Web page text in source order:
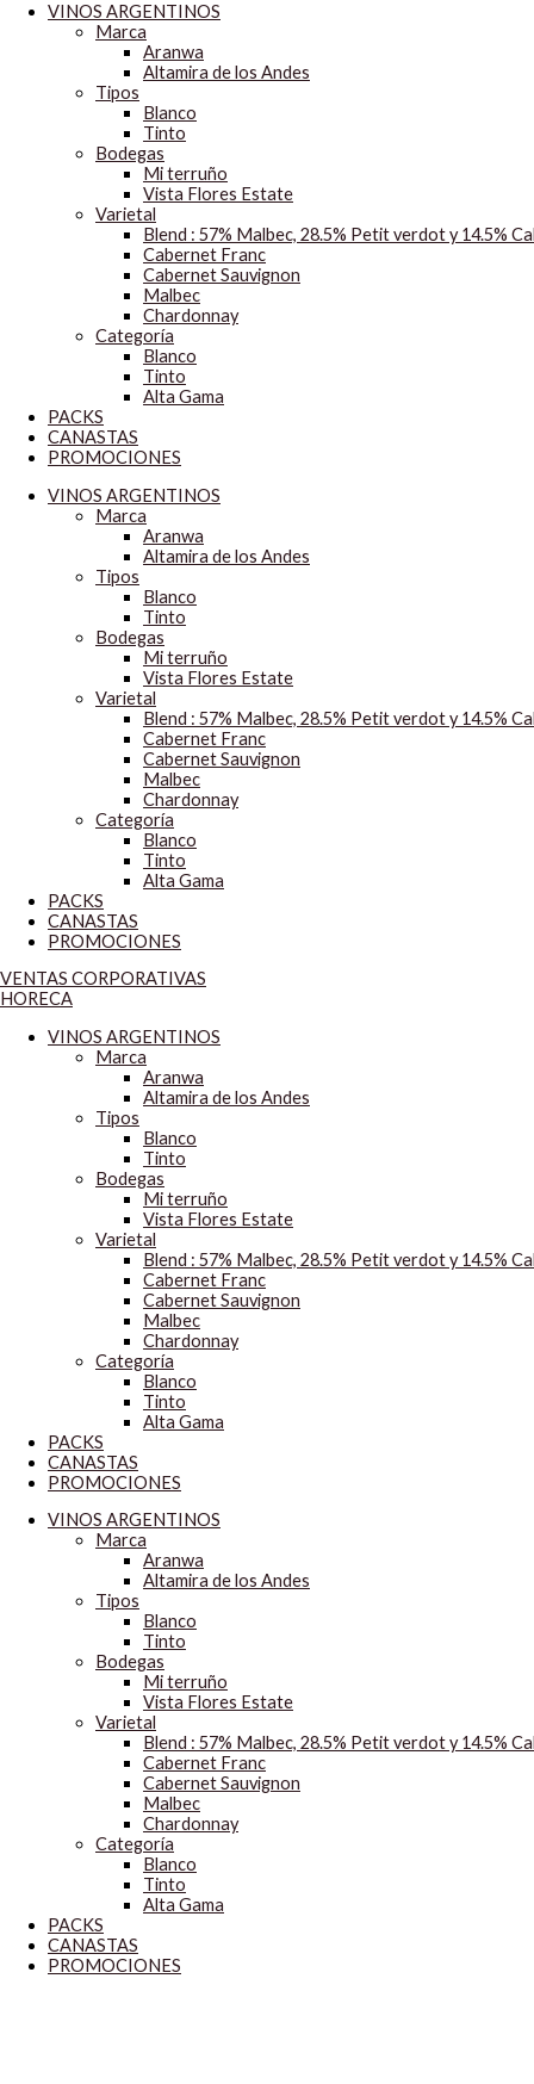
VINOS ARGENTINOS
Marca
Aranwa
Altamira de los Andes
Tipos
Blanco
Tinto
Bodegas
Mi terruño
Vista Flores Estate
Varietal
Blend : 57% Malbec, 28.5% Petit verdot y 14.5%
Cabernet Franc
Cabernet Sauvignon
Malbec
Chardonnay
Categoría
Blanco
Tinto
Alta Gama
PACKS
CANASTAS
PROMOCIONES
VINOS ARGENTINOS
Marca
Aranwa
Altamira de los Andes
Tipos
Blanco
Tinto
Bodegas
Mi terruño
Vista Flores Estate
Varietal
Blend : 57% Malbec, 28.5% Petit verdot y 14.5%
Cabernet Franc
Cabernet Sauvignon
Malbec
Chardonnay
Categoría
Blanco
Tinto
Alta Gama
PACKS
CANASTAS
PROMOCIONES
VENTAS CORPORATIVAS
HORECA
VINOS ARGENTINOS
Marca
Aranwa
Altamira de los Andes
Tipos
Blanco
Tinto
Bodegas
Mi terruño
Vista Flores Estate
Varietal
Blend : 57% Malbec, 28.5% Petit verdot y 14.5%
Cabernet Franc
Cabernet Sauvignon
Malbec
Chardonnay
Categoría
Blanco
Tinto
Alta Gama
PACKS
CANASTAS
PROMOCIONES
VINOS ARGENTINOS
Marca
Aranwa
Altamira de los Andes
Tipos
Blanco
Tinto
Bodegas
Mi terruño
Vista Flores Estate
Varietal
Blend : 57% Malbec, 28.5% Petit verdot y 14.5%
Cabernet Franc
Cabernet Sauvignon
Malbec
Chardonnay
Categoría
Blanco
Tinto
Alta Gama
PACKS
CANASTAS
PROMOCIONES